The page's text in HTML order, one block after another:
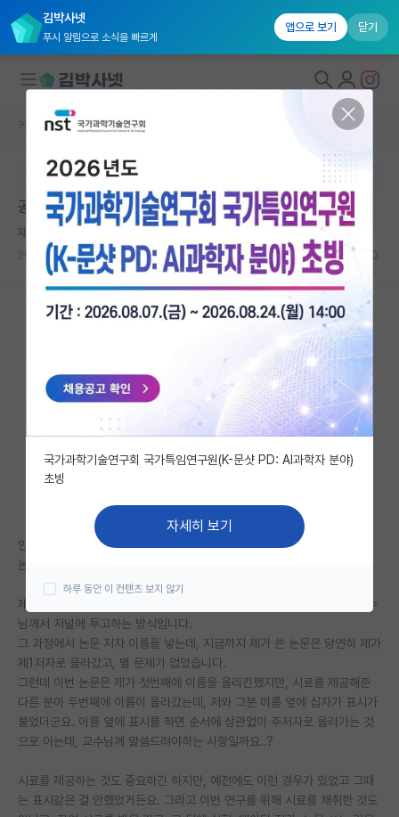
김박사넷
푸시 알림으로 소식을 빠르게
앱으로 보기 닫기
연구실&오픈랩
커뮤니티
커뮤니티 홈
IF 명예의전당
자유 게시판(아무개랩)
미국 유학 게시판
미국 대학원 합격 후기 게시판
대학원생 모집 게시판
연구실(PI) 홍보 게시판
석박사 채용 정보 게시판
임용 정보 게시판
학부 인턴 게시판
임용 후기 게시판
커뮤니티 홈 자유 게시판(아무개랩)
본문이 수정되지 않는 박제글입니다.
공동저자 관련 질문드립니다
재치있는 마키아벨리
2025.03.26 17 3204
안녕하세요 석박통합과정으로 재학중인 학생입니다.
논문 저자때문에 질문글을 올리는데요.
제가 논문을 하나 썼는데, 저희 랩은 논문을 쓰면 교수님이 읽어보시고 교수
님께서 저널에 투고하는 방식입니다.
그 과정에서 논문 저자 이름을 넣는데, 지금까지 제가 쓴 논문은 당연히 제가
제1저자로 올라갔고, 별 문제가 없었습니다.
그런데 이번 논문은 제가 첫번째에 이름을 올리긴했지만, 시료를 제공해준
다른 분이 두번째에 이름이 올라갔는데, 저와 그분 이름 옆에 십자가 표시가
붙었더군요. 이름 옆에 표시를 하면 순서에 상관없이 주저자로 올라가는 것
으로 아는데, 교수님께 말씀드려야하는 사항일까요..?
시료를 제공하는 것도 중요하긴 하지만, 예전에도 이런 경우가 있었고 그때
는 표시같은 걸 안했었거든요. 그리고 이번 연구를 위해 시료를 채취한 것도
국가과학기술연구회 국가특임연구원(K-문샷 PD: AI과학자 분야)
초빙
자세히 보기
하루 동안 이 컨텐츠 보지 않기